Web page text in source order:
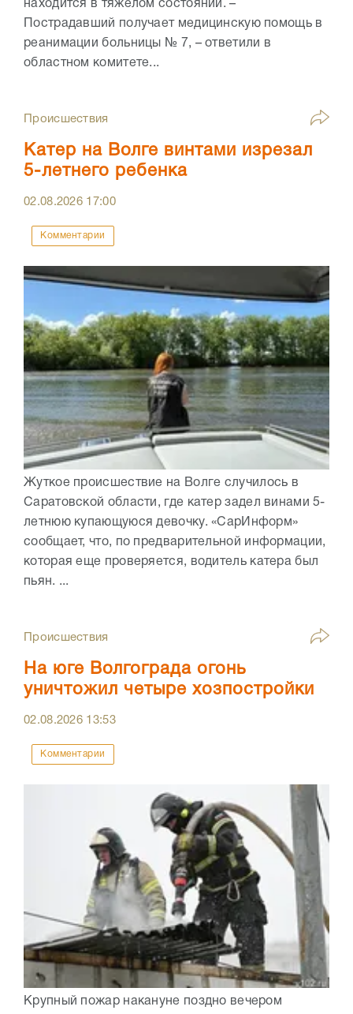
находится в тяжелом состоянии. –
Пострадавший получает медицинскую помощь в
реанимации больницы № 7, – ответили в
областном комитете...
Происшествия
Катер на Волге винтами изрезал
5-летнего ребенка
02.08.2026 17:00
Комментарии
Жуткое происшествие на Волге случилось в
Саратовской области, где катер задел винами 5-
летнюю купающуюся девочку. «СарИнформ»
сообщает, что, по предварительной информации,
которая еще проверяется, водитель катера был
пьян. ...
Происшествия
На юге Волгограда огонь
уничтожил четыре хозпостройки
02.08.2026 13:53
Комментарии
Крупный пожар накануне поздно вечером